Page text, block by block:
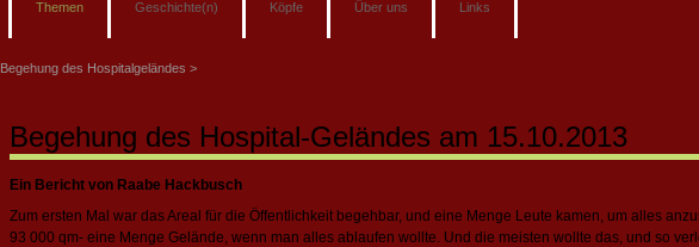
Themen Geschichte(n) Köpfe Über uns Links
Begehung des Hospitalgeländes
Begehung des Hospital-Geländes am 15.10.2013
Ein Bericht von Raabe Hackbusch
Zum ersten Mal war das Areal für die Öffentlichkeit begehbar, und eine Menge Leute kamen, um alles
93 000 qm- eine Menge Gelände, wenn man alles ablaufen wollte. Und die meisten wollte das, und so